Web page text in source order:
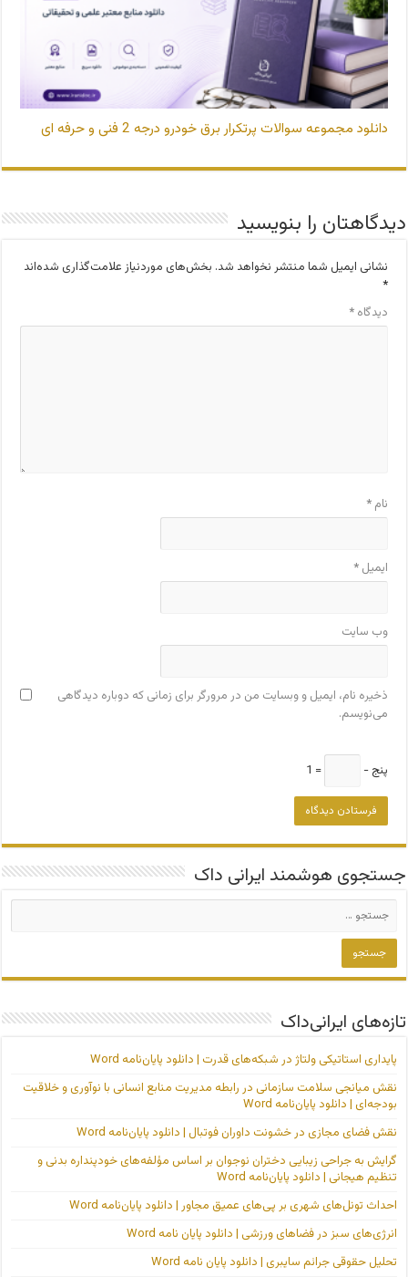
دانلود مجموعه سوالات پرتکرار برق خودرو درجه 2 فنی و حرفه ای
دیدگاهتان را بنویسید
نشانی ایمیل شما منتشر نخواهد شد. بخش‌های موردنیاز علامت‌گذاری شده‌اند
*
دیدگاه*
نام*
ایمیل*
وب‌ سایت
ذخیره نام، ایمیل و وبسایت من در مرورگر برای زمانی که دوباره دیدگاهی
می‌نویسم.
پنج − = 1
جستجوی هوشمند ایرانی داک
تازه‌های ایرانی‌داک
پایداری استاتیکی ولتاژ در شبکه‌های قدرت | دانلود پایان‌نامه Word
نقش میانجی سلامت سازمانی در رابطه مدیریت منابع انسانی با نوآوری و خلاقیت
بودجه‌ای | دانلود پایان‌نامه Word
نقش فضای مجازی در خشونت داوران فوتبال | دانلود پایان‌نامه Word
گرایش به جراحی زیبایی دختران نوجوان بر اساس مؤلفه‌های خودپنداره بدنی و
تنظیم هیجانی | دانلود پایان‌نامه Word
احداث تونل‌های شهری بر پی‌های عمیق مجاور | دانلود پایان‌نامه Word
انرژی‌های سبز در فضاهای ورزشی | دانلود پایان نامه Word
تحلیل حقوقی جرائم سایبری | دانلود پایان نامه Word